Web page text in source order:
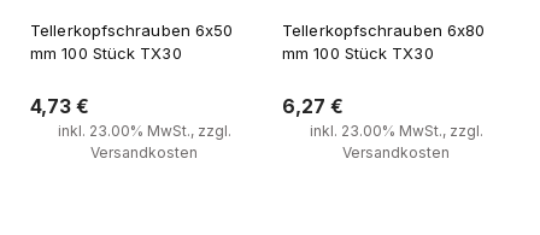
Tellerkopfschrauben 6x50
mm 100 Stück TX30
4,73 €
inkl. 23.00% MwSt., zzgl.
Versandkosten
Tellerkopfschrauben 6x80
mm 100 Stück TX30
6,27 €
inkl. 23.00% MwSt., zzgl.
Versandkosten